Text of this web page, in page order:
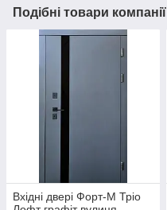
Подібні товари компанії
Вхідні двері Форт-М Тріо